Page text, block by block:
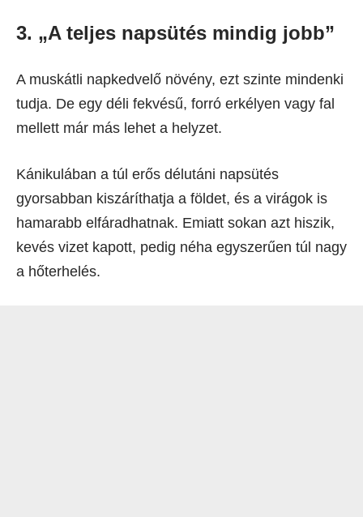
3. „A teljes napsütés mindig jobb”
A muskátli napkedvelő növény, ezt szinte mindenki
tudja. De egy déli fekvésű, forró erkélyen vagy fal
mellett már más lehet a helyzet.
Kánikulában a túl erős délutáni napsütés
gyorsabban kiszáríthatja a földet, és a virágok is
hamarabb elfáradhatnak. Emiatt sokan azt hiszik,
kevés vizet kapott, pedig néha egyszerűen túl nagy
a hőterhelés.